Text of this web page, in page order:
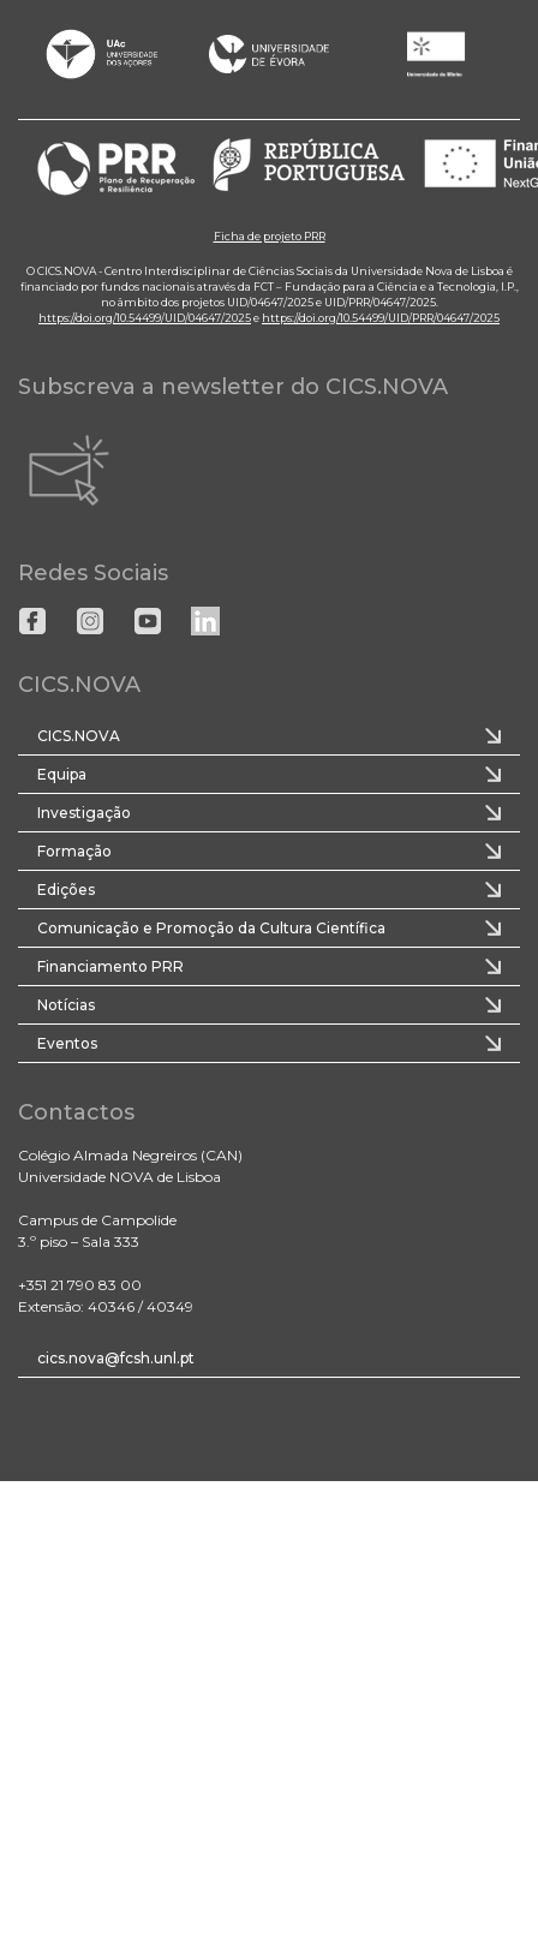
Ficha de projeto PRR
O CICS.NOVA - Centro Interdisciplinar de Ciências Sociais da Universidade Nova de Lisboa é
financiado por fundos nacionais através da FCT – Fundação para a Ciência e a Tecnologia, I.P.,
no âmbito dos projetos UID/04647/2025 e UID/PRR/04647/2025.
https://doi.org/10.54499/UID/04647/2025e https://doi.org/10.54499/UID/PRR/04647/2025
Subscreva a newsletter do CICS.NOVA
Redes Sociais
CICS.NOVA
CICS.NOVA
Equipa
Investigação
Formação
Edições
Comunicação e Promoção da Cultura Científica
Financiamento PRR
Notícias
Eventos
Contactos
Colégio Almada Negreiros (CAN)
Universidade NOVA de Lisboa
Campus de Campolide
3.º piso – Sala 333
+351 21 790 83 00
Extensão: 40346 / 40349
cics.nova@fcsh.unl.pt